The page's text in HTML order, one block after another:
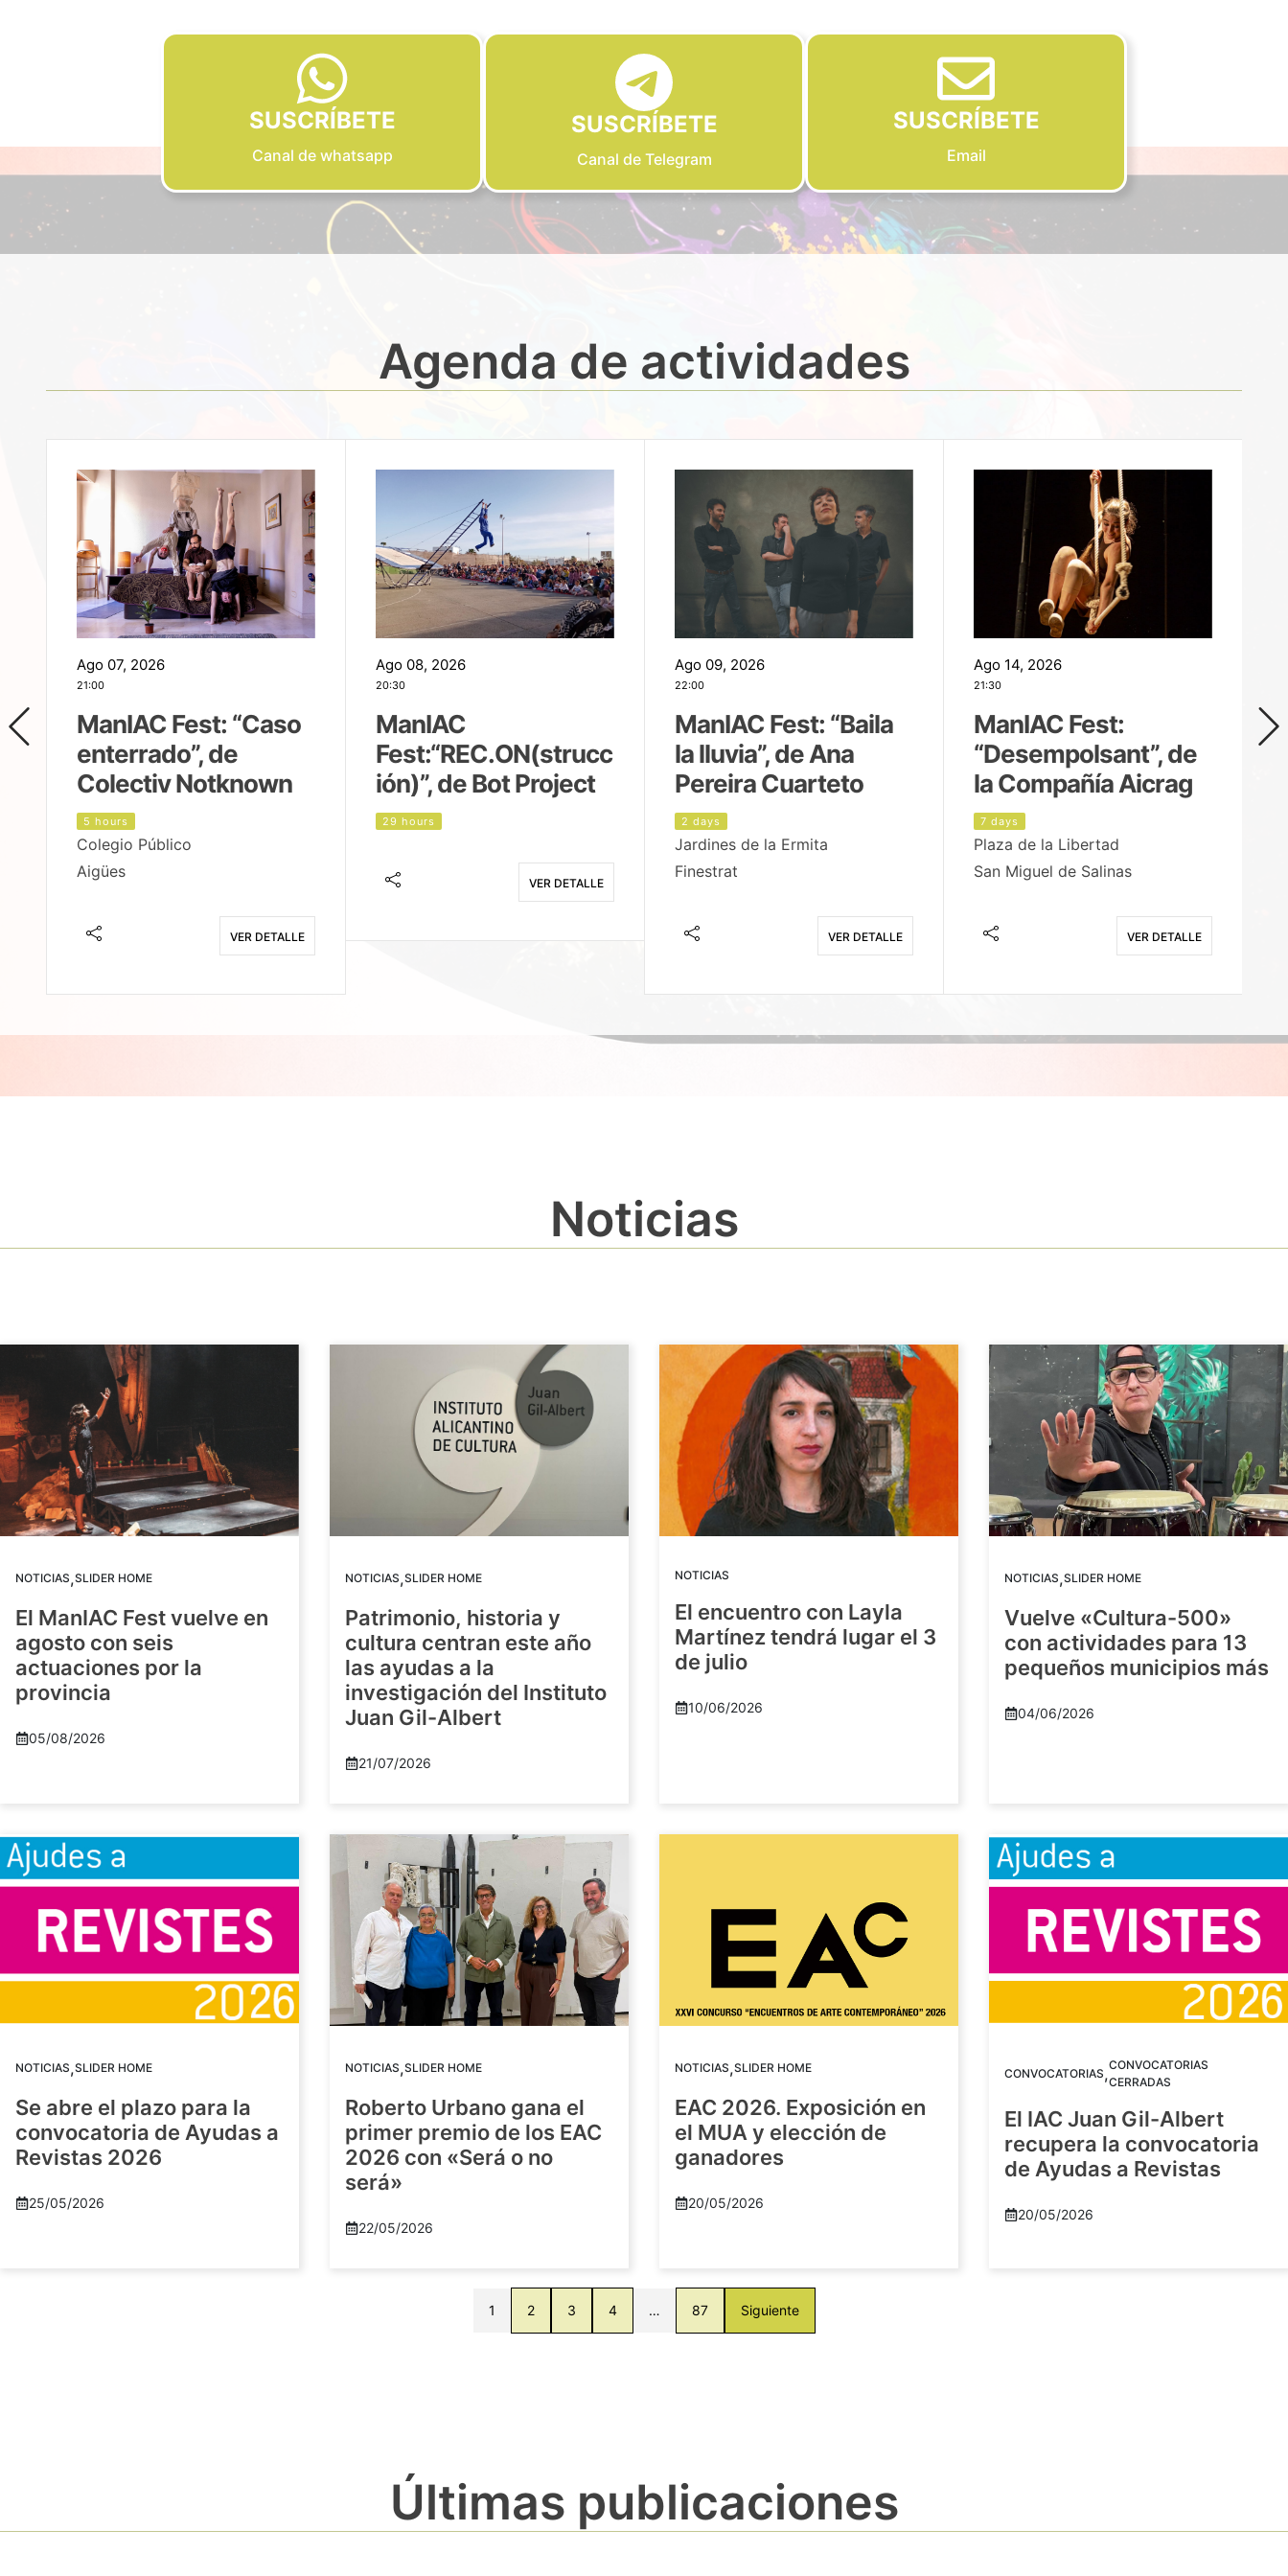
SUSCRÍBETE
Canal de whatsapp
SUSCRÍBETE
Canal de Telegram
SUSCRÍBETE
Email
Agenda de actividades
Ago 07, 2026
21:00
ManIAC Fest: “Caso
enterrado”, de
Colectiv Notknown
5 hours
Colegio Público
Aigües
VER DETALLE
Ago 08, 2026
20:30
ManIAC
Fest:“REC.ON(strucc
ión)”, de Bot Project
29 hours
VER DETALLE
Ago 09, 2026
22:00
ManIAC Fest: “Baila
la lluvia”, de Ana
Pereira Cuarteto
2 days
Jardines de la Ermita
Finestrat
VER DETALLE
Ago 14, 2026
21:30
ManIAC Fest:
“Desempolsant”, de
la Compañía Aicrag
7 days
Plaza de la Libertad
San Miguel de Salinas
VER DETALLE
Noticias
NOTICIAS,SLIDER HOME
El ManIAC Fest vuelve en
agosto con seis
actuaciones por la
provincia
05/08/2026
NOTICIAS,SLIDER HOME
Patrimonio, historia y
cultura centran este año
las ayudas a la
investigación del Instituto
Juan Gil-Albert
21/07/2026
NOTICIAS
El encuentro con Layla
Martínez tendrá lugar el 3
de julio
10/06/2026
NOTICIAS,SLIDER HOME
Vuelve «Cultura-500»
con actividades para 13
pequeños municipios más
04/06/2026
NOTICIAS,SLIDER HOME
Se abre el plazo para la
convocatoria de Ayudas a
Revistas 2026
25/05/2026
NOTICIAS,SLIDER HOME
Roberto Urbano gana el
primer premio de los EAC
2026 con «Será o no
será»
22/05/2026
NOTICIAS,SLIDER HOME
EAC 2026. Exposición en
el MUA y elección de
ganadores
20/05/2026
CONVOCATORIAS,CONVOCATORIAS
CERRADAS
El IAC Juan Gil-Albert
recupera la convocatoria
de Ayudas a Revistas
20/05/2026
1 2 3 4 … 87 Siguiente
Últimas publicaciones